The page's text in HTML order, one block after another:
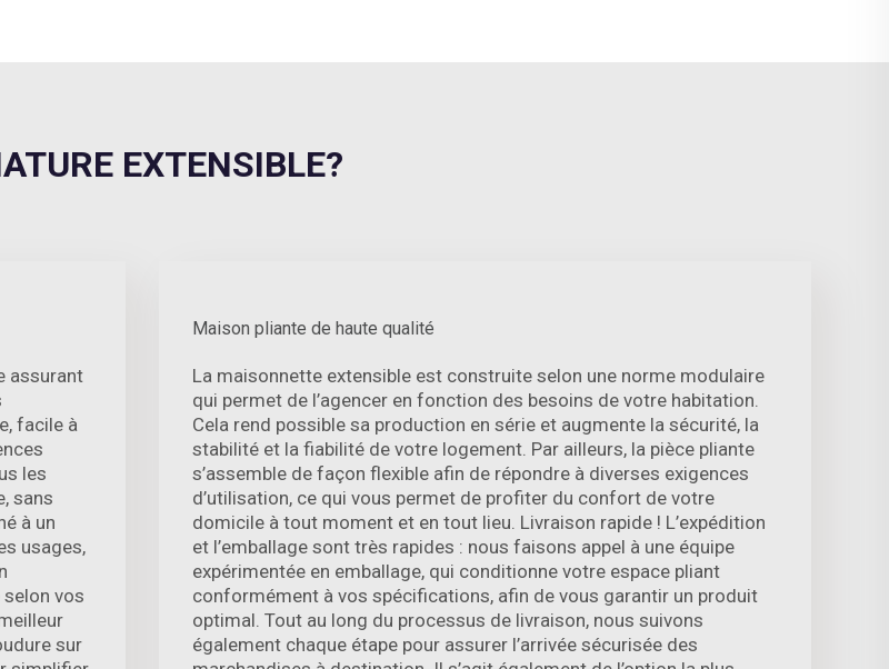
EXTENSIBLE?
assurant
facile à
les
sans
à un
usages,
selon vos
sur
Maison pliante de haute qualité
La maisonnette extensible est construite selon une norme modulaire
qui permet de l’agencer en fonction des besoins de votre habitation.
Cela rend possible sa production en série et augmente la sécurité, la
stabilité et la fiabilité de votre logement. Par ailleurs, la pièce pliante
s’assemble de façon flexible afin de répondre à diverses exigences
d’utilisation, ce qui vous permet de profiter du confort de votre
domicile à tout moment et en tout lieu. Livraison rapide ! L’expédition
et l’emballage sont très rapides : nous faisons appel à une équipe
expérimentée en emballage, qui conditionne votre espace pliant
conformément à vos spécifications, afin de vous garantir un produit
optimal. Tout au long du processus de livraison, nous suivons
également chaque étape pour assurer l’arrivée sécurisée des